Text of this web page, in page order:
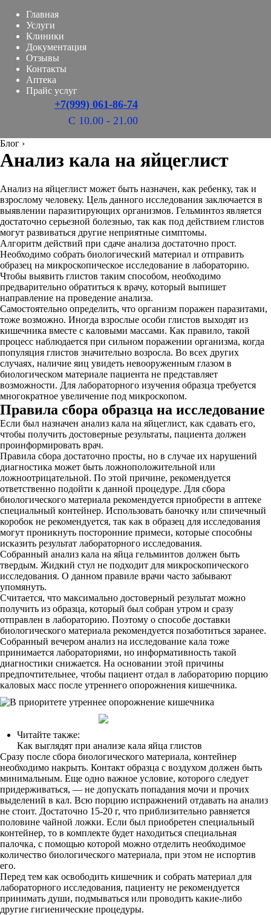
Главная
Услуги
Клиники
Документация
Отзывы
Контакты
Аптека
Прайс услуг
+7(999) 061-86-74
С 10.00 - 21.00
Блог ›
Анализ кала на яйцеглист
Анализ на яйцеглист может быть назначен, как ребенку, так и
взрослому человеку. Цель данного исследования заключается в
выявлении паразитирующих организмов. Гельминтоз является
достаточно серьезной болезнью, так как под действием глистов
могут развиваться другие неприятные симптомы.
Алгоритм действий при сдаче анализа достаточно прост.
Необходимо собрать биологический материал и отправить
образец на микроскопическое исследование в лабораторию.
Чтобы выявить глистов таким способом, необходимо
предварительно обратиться к врачу, который выпишет
направление на проведение анализа.
Самостоятельно определить, что организм поражен паразитами,
тоже возможно. Иногда взрослые особи глистов выходят из
кишечника вместе с каловыми массами. Как правило, такой
процесс наблюдается при сильном поражении организма, когда
популяция глистов значительно возросла. Во всех других
случаях, наличие яиц увидеть невооруженным глазом в
биологическом материале пациента не представляет
возможности. Для лабораторного изучения образца требуется
многократное увеличение под микроскопом.
Правила сбора образца на исследование
Если был назначен анализ кала на яйцеглист, как сдавать его,
чтобы получить достоверные результаты, пациента должен
проинформировать врач.
Правила сбора достаточно просты, но в случае их нарушений
диагностика может быть ложноположительной или
ложноотрицательной. По этой причине, рекомендуется
ответственно подойти к данной процедуре. Для сбора
биологического материала рекомендуется приобрести в аптеке
специальный контейнер. Использовать баночку или спичечный
коробок не рекомендуется, так как в образец для исследования
могут проникнуть посторонние примеси, которые способны
исказить результат лабораторного исследования.
Собранный анализ кала на яйца гельминтов должен быть
твердым. Жидкий стул не подходит для микроскопического
исследования. О данном правиле врачи часто забывают
упомянуть.
Считается, что максимально достоверный результат можно
получить из образца, который был собран утром и сразу
отправлен в лабораторию. Поэтому о способе доставки
биологического материала рекомендуется позаботиться заранее.
Собранный вечером анализ на исследование кала тоже
принимается лабораториями, но информативность такой
диагностики снижается. На основании этой причины
предпочтительнее, чтобы пациент отдал в лабораторию порцию
каловых масс после утреннего опорожнения кишечника.
Читайте также:
Как выглядят при анализе кала яйца глистов
Сразу после сбора биологического материала, контейнер
необходимо накрыть. Контакт образца с воздухом должен быть
минимальным. Еще одно важное условие, которого следует
придерживаться, — не допускать попадания мочи и прочих
выделений в кал. Всю порцию испражнений отдавать на анализ
не стоит. Достаточно 15-20 г, что приблизительно равняется
половине чайной ложки. Если был приобретен специальный
контейнер, то в комплекте будет находиться специальная
палочка, с помощью которой можно отделить необходимое
количество биологического материала, при этом не испортив
его.
Перед тем как освободить кишечник и собрать материал для
лабораторного исследования, пациенту не рекомендуется
принимать души, подмываться или проводить какие-либо
другие гигиенические процедуры.